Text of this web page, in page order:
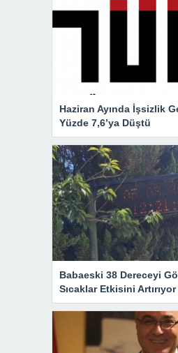
Haziran Ayında İşsizlik
Yüzde 7,6’ya Düştü
Babaeski 38 Dereceyi
Sıcaklar Etkisini Artırıyor